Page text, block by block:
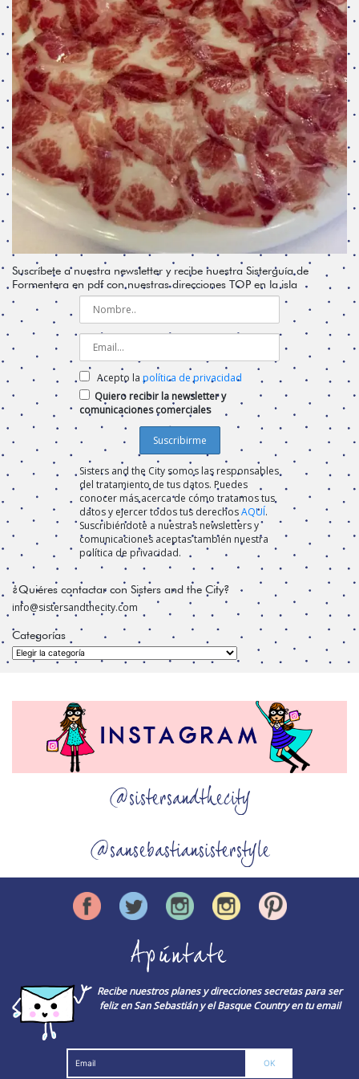
Suscríbete a nuestra newsletter y recibe nuestra Sisterguía de
Formentera en pdf con nuestras direcciones TOP en la isla
Acepto la política de privacidad
Quiero recibir la newsletter y
comunicaciones comerciales
Sisters and the City somos las responsables
del tratamiento de tus datos. Puedes
conocer más acerca de cómo tratamos tus
datos y ejercer todos tus derechosAQUÍ.
Suscribiéndote a nuestras newsletters y
comunicaciones aceptas también nuestra
política de privacidad.
¿Quiéres contactar con Sisters and the City?
info@sistersandthecity.com
Categorías
Categorías
@sistersandthecity
@sansebastiansisterstyle
Apúntate
Recibe nuestros planes y direcciones secretas para ser
feliz en San Sebastián y el Basque Country en tu email